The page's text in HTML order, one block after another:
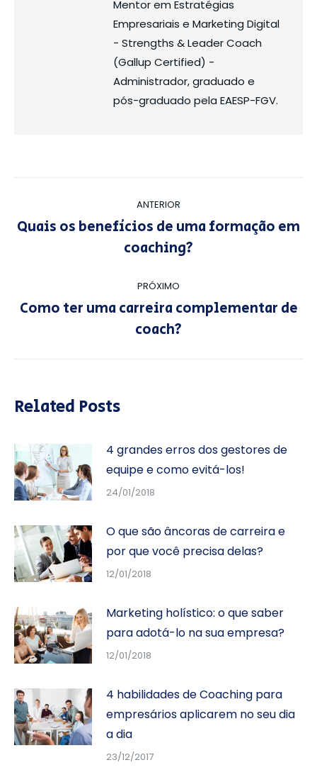
Mentor em Estratégias
Empresariais e Marketing Digital
- Strengths & Leader Coach
(Gallup Certified) -
Administrador, graduado e
pós-graduado pela EAESP-FGV.
de
ANTERIOR
Post
anterior:
Quais os benefícios de uma formação em
coaching?
PRÓXIMO
Próximo
post:
Como ter uma carreira complementar de
coach?
Related Posts
4 grandes erros dos gestores de
equipe e como evitá-los!
24/01/2018
O que são âncoras de carreira e
por que você precisa delas?
12/01/2018
Marketing holístico: o que saber
para adotá-lo na sua empresa?
12/01/2018
4 habilidades de Coaching para
empresários aplicarem no seu dia
a dia
23/12/2017